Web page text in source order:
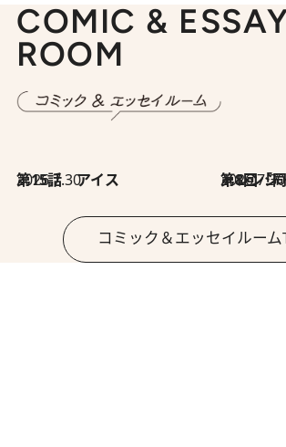
COMIC &
ROOM
2026.7.30
第15話 アイス 2026.7.30
第8回「同人誌即売会
コミック＆エッセイルーム